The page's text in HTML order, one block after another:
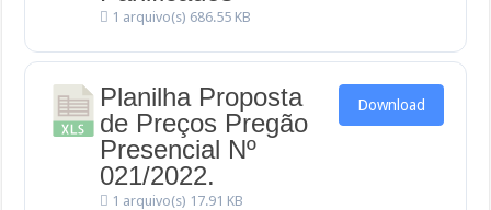
1 arquivo(s) 686.55 KB
Planilha Proposta
de Preços Pregão
Presencial Nº
021/2022.
1 arquivo(s) 17.91 KB
Download